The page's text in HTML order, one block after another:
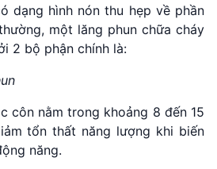
dạng hình nón thu hẹp về phần
một lăng phun chữa cháy
2 bộ phận chính là:
côn nằm trong khoảng 8 đến 15
tổn thất năng lượng khi biến
năng.